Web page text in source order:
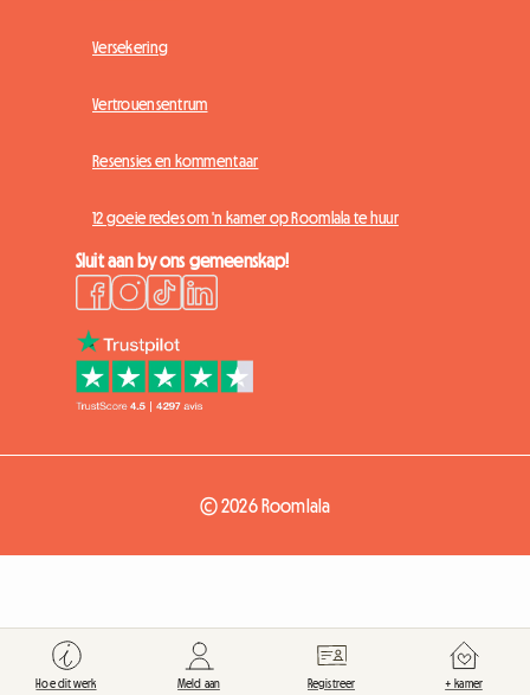
Versekering
Vertrouensentrum
Resensies en kommentaar
12 goeie redes om 'n kamer op Roomlala te huur
Sluit aan by ons gemeenskap!
© 2026 Roomlala
Hoe dit werk Meld aan Registreer + kamer